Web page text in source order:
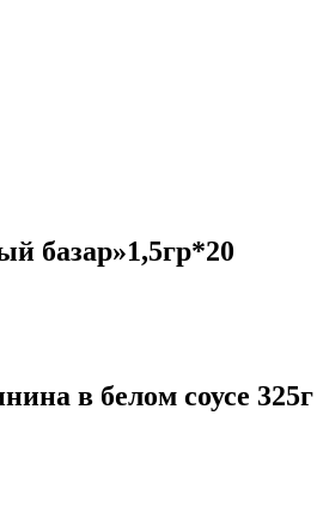
базар»1,5гр*20
в белом соусе 325г